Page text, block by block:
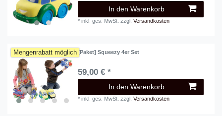
In den Warenkorb
*inkl. ges. MwSt. zzgl.Versandkosten
Mengenrabatt möglich [Paket] Squeezy 4er Set
59,00 € *
In den Warenkorb
*inkl. ges. MwSt. zzgl.Versandkosten